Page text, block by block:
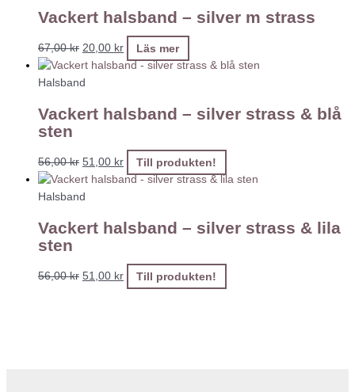
Vackert halsband – silver m strass
67,00kr 20,00 kr Läs mer
Halsband
Vackert halsband – silver strass & blå
sten
56,00kr 51,00 kr Till produkten!
Halsband
Vackert halsband – silver strass & lila
sten
56,00kr 51,00 kr Till produkten!